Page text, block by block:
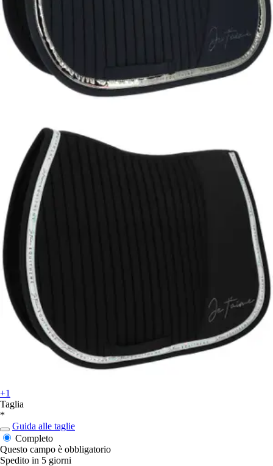
+1
Taglia
*
Guida alle taglie
Completo
Questo campo è obbligatorio
Spedito in 5 giorni